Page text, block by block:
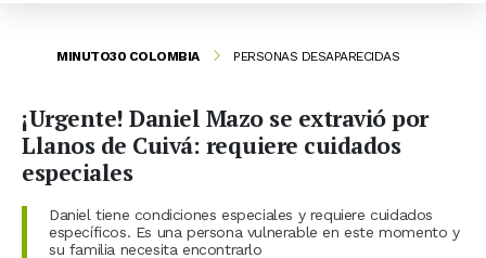
MINUTO30 COLOMBIA PERSONAS DESAPARECIDAS
¡Urgente! Daniel Mazo se extravió por
Llanos de Cuivá: requiere cuidados
especiales
Daniel tiene condiciones especiales y requiere cuidados
específicos. Es una persona vulnerable en este momento y
su familia necesita encontrarlo